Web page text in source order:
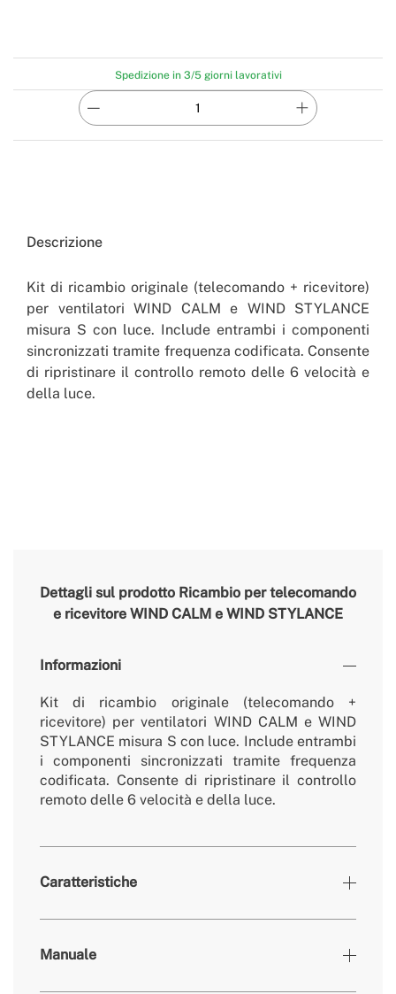
Spedizione in 3/5 giorni lavorativi
Descrizione
Kit di ricambio originale (telecomando + ricevitore)
per ventilatori WIND CALM e WIND STYLANCE
misura S con luce. Include entrambi i componenti
sincronizzati tramite frequenza codificata. Consente
di ripristinare il controllo remoto delle 6 velocità e
della luce.
Dettagli sul prodotto Ricambio per telecomando
e ricevitore WIND CALM e WIND STYLANCE
Informazioni
Kit di ricambio originale (telecomando +
ricevitore) per ventilatori WIND CALM e WIND
STYLANCE misura S con luce. Include entrambi
i componenti sincronizzati tramite frequenza
codificata. Consente di ripristinare il controllo
remoto delle 6 velocità e della luce.
Caratteristiche
» Compatibile
Manuale